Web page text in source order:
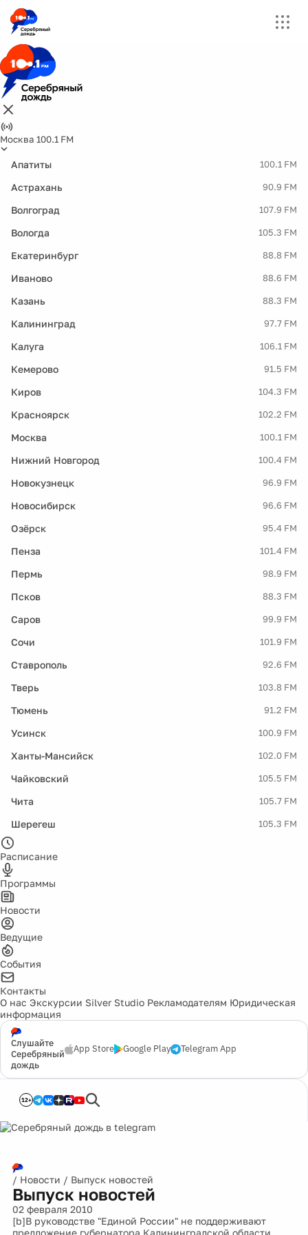
Москва 100.1 FM
Апатиты 100.1 FM
Астрахань 90.9 FM
Волгоград 107.9 FM
Вологда 105.3 FM
Екатеринбург 88.8 FM
Иваново 88.6 FM
Казань 88.3 FM
Калининград 97.7 FM
Калуга 106.1 FM
Кемерово 91.5 FM
Киров 104.3 FM
Красноярск 102.2 FM
Москва 100.1 FM
Нижний Новгород 100.4 FM
Новокузнецк 96.9 FM
Новосибирск 96.6 FM
Озёрск 95.4 FM
Пенза 101.4 FM
Пермь 98.9 FM
Псков 88.3 FM
Саров 99.9 FM
Сочи 101.9 FM
Ставрополь 92.6 FM
Тверь 103.8 FM
Тюмень 91.2 FM
Усинск 100.9 FM
Ханты-Мансийск 102.0 FM
Чайковский 105.5 FM
Чита 105.7 FM
Шерегеш 105.3 FM
Расписание
Программы
Новости
Ведущие
События
Контакты
О нас Экскурсии Silver Studio Рекламодателям Юридическая
информация
Слушайте
Серебряный
дождь
App Store Google Play Telegram App
12+
/ Новости / Выпуск новостей
Выпуск новостей
02 февраля 2010
[b]В руководстве "Единой России" не поддерживают